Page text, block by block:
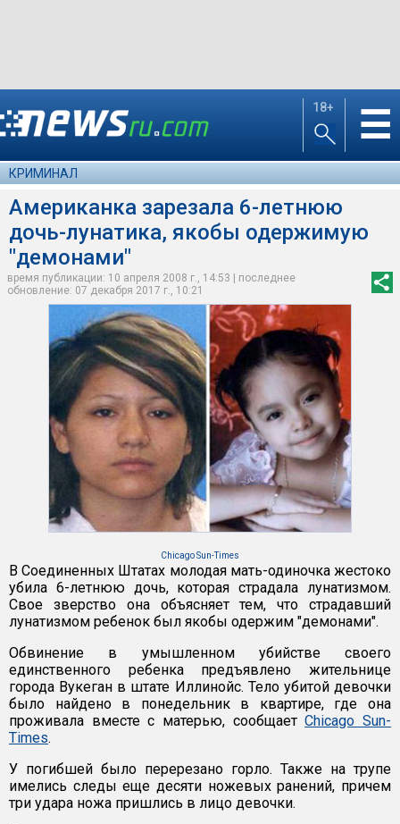
18+ ☰
КРИМИНАЛ
Американка зарезала 6-летнюю
дочь-лунатика, якобы одержимую
"демонами"
время публикации: 10 апреля 2008 г., 14:53 | последнее
обновление: 07 декабря 2017 г., 10:21
Chicago Sun-Times
В Соединенных Штатах молодая мать-одиночка жестоко
убила 6-летнюю дочь, которая страдала лунатизмом.
Свое зверство она объясняет тем, что страдавший
лунатизмом ребенок был якобы одержим "демонами".
Обвинение в умышленном убийстве своего
единственного ребенка предъявлено жительнице
города Вукеган в штате Иллинойс. Тело убитой девочки
было найдено в понедельник в квартире, где она
проживала вместе с матерью, сообщаетChicago Sun-
Times.
У погибшей было перерезано горло. Также на трупе
имелись следы еще десяти ножевых ранений, причем
три удара ножа пришлись в лицо девочки.